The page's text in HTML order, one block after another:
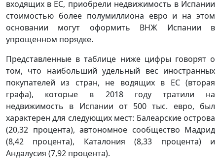
входящих в ЕС, приобрели недвижимость в Испании
стоимостью более полумиллиона евро и на этом
основании могут оформить ВНЖ Испании в
упрощенном порядке.
Представленные в таблице ниже цифры говорят о
том, что наибольший удельный вес иностранных
покупателей из стран, не водящих в ЕС (вторая
графа), которые в 2018 году тратили на
недвижимость в Испании от 500 тыс. евро, был
характерен для следующих мест: Балеарские острова
(20,32 процента), автономное сообщество Мадрид
(8,42 процента), Каталония (8,33 процента) и
Андалусия (7,92 процента).